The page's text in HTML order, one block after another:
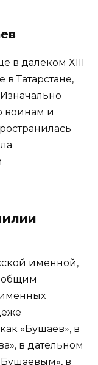
в далеком XIII
в Татарстане,
воинам и
именной,
общим
«Бушаев», в
в дательном
в